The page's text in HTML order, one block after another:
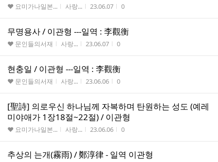
게시판명
♥ 요미가나일본... 작성자
사랑... 작성시간
23.06.07 조회수
0
무명용사 / 이관형 ---일역 : 李觀衡
게시판명
♥ 문인들의서재 작성자
사랑... 작성시간
23.06.07 조회수
0
현충일 / 이관형 ---일역 : 李觀衡
게시판명
♥ 문인들의서재 작성자
사랑... 작성시간
23.06.06 조회수
0
[聖詩] 의로우신 하나님께 자복하며 탄원하는 성도 (예레
미야애가 1장18절~22절) / 이관형
게시판명
♥ 요미가나일본... 작성자
사랑... 작성시간
23.06.06 조회수
0
추상의 는개(霧雨) / 鄭淳律 - 일역 이관형